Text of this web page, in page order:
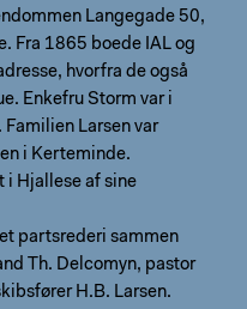
Langegade 50,
Fra 1865 boede IAL og
hvorfra de også
Enkefru Storm var i
Larsen var
i Kerteminde.
i Hjallese af sine
partsrederi sammen
Th. Delcomyn, pastor
H.B. Larsen.